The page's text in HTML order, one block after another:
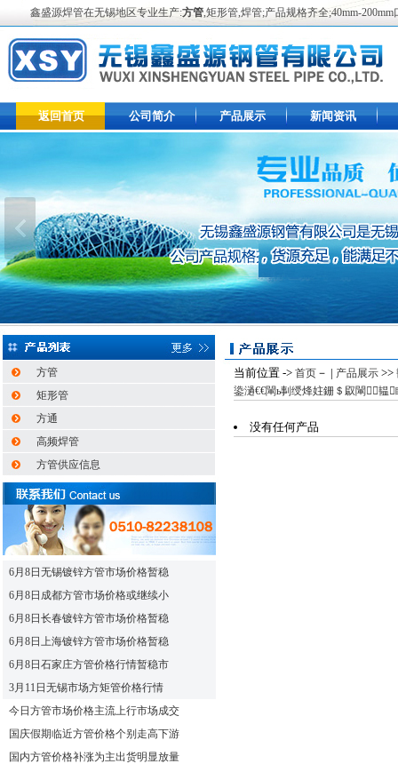
鑫盛源焊管在无锡地区专业生产:方管,矩形管,焊管;产品规格齐全;40mm-
返回首页 公司简介 产品展示 新闻资讯
方管
矩形管
方通
高频焊管
方管供应信息
6月8日无锡镀锌方管市场价格暂稳
6月8日成都方管市场价格或继续小
6月8日长春镀锌方管市场价格暂稳
6月8日上海镀锌方管市场价格暂稳
6月8日石家庄方管价格行情暂稳市
3月11日无锡市场方矩管价格行情
今日方管市场价格主流上行市场成交
国庆假期临近方管价格个别走高下游
国内方管价格补涨为主出货明显放量
当前位置 -> 首页－ | 产品展示>>
鍌濄€€閳ь剚绶烽妵銏＄叞閳韫
没有任何产品